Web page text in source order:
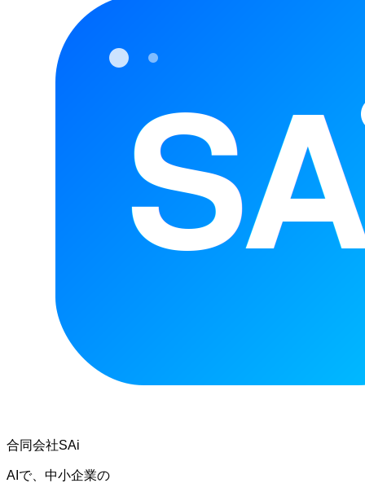
合同会社SAi
AIで、中小企業の